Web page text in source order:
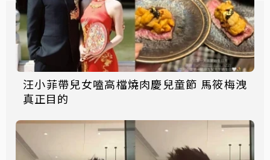
汪小菲帶兒女嗑高檔燒肉慶兒童節 馬筱梅洩
真正目的